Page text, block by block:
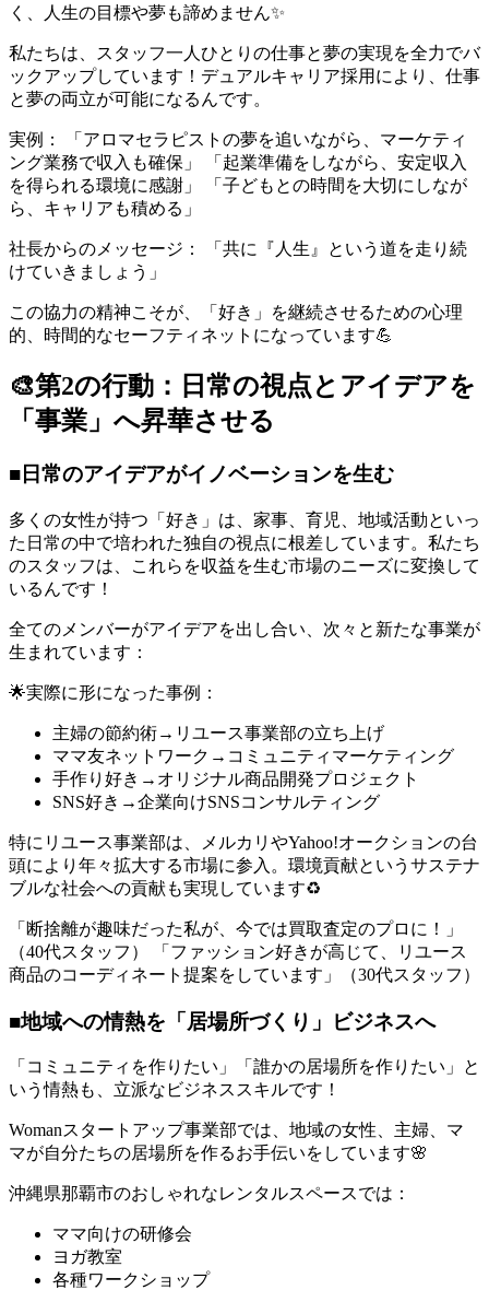
く、人生の目標や夢も諦めません✨
私たちは、スタッフ一人ひとりの仕事と夢の実現を全力でバ
ックアップしています！デュアルキャリア採用により、仕事
と夢の両立が可能になるんです。
実例： 「アロマセラピストの夢を追いながら、マーケティ
ング業務で収入も確保」 「起業準備をしながら、安定収入
を得られる環境に感謝」 「子どもとの時間を大切にしなが
ら、キャリアも積める」
社長からのメッセージ： 「共に『人生』という道を走り続
けていきましょう」
この協力の精神こそが、「好き」を継続させるための心理
的、時間的なセーフティネットになっています💪
🎨第2の行動：日常の視点とアイデアを
「事業」へ昇華させる
■日常のアイデアがイノベーションを生む
多くの女性が持つ「好き」は、家事、育児、地域活動といっ
た日常の中で培われた独自の視点に根差しています。私たち
のスタッフは、これらを収益を生む市場のニーズに変換して
いるんです！
全てのメンバーがアイデアを出し合い、次々と新たな事業が
生まれています：
🌟実際に形になった事例：
主婦の節約術→リユース事業部の立ち上げ
ママ友ネットワーク→コミュニティマーケティング
手作り好き→オリジナル商品開発プロジェクト
SNS好き→企業向けSNSコンサルティング
特にリユース事業部は、メルカリやYahoo!オークションの台
頭により年々拡大する市場に参入。環境貢献というサステナ
ブルな社会への貢献も実現しています♻️
「断捨離が趣味だった私が、今では買取査定のプロに！」
（40代スタッフ） 「ファッション好きが高じて、リユース
商品のコーディネート提案をしています」（30代スタッフ）
■地域への情熱を「居場所づくり」ビジネスへ
「コミュニティを作りたい」「誰かの居場所を作りたい」と
いう情熱も、立派なビジネススキルです！
Womanスタートアップ事業部では、地域の女性、主婦、マ
マが自分たちの居場所を作るお手伝いをしています🌸
沖縄県那覇市のおしゃれなレンタルスペースでは：
ママ向けの研修会
ヨガ教室
各種ワークショップ